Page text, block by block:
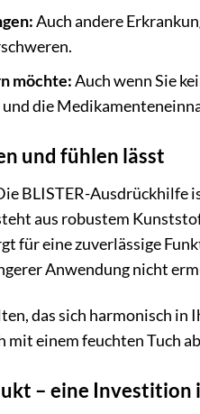
Auch andere
möchte:Auch wenn Sie
die
und fühlen lässt
BLISTER-Ausdrückhilfe
aus robustem
für eine zuverlässige
Anwendung nicht
das sich harmonisch
mit einem feuchten Tuch
– eine